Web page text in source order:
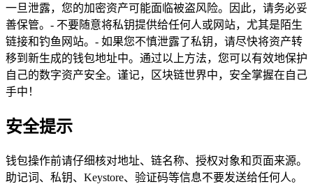
一旦泄露，您的加密资产可能面临被盗风险。因此，请务必妥
善保管。- 不要随意将私钥提供给任何人或网站，尤其是陌生
链接和钓鱼网站。- 如果您不慎泄露了私钥，请尽快将资产转
移到新生成的钱包地址中。通过以上方法，您可以有效地保护
自己的数字资产安全。谨记，区块链世界中，安全掌握在自己
手中！
安全提示
钱包操作前请仔细核对地址、链名称、授权对象和页面来源。
助记词、私钥、Keystore、验证码等信息不要发送给任何人。